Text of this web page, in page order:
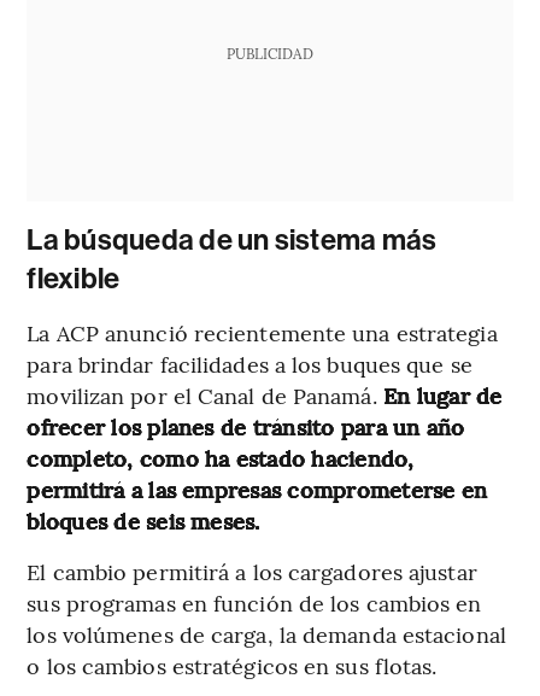
PUBLICIDAD
La búsqueda de un sistema más
flexible
La ACP anunció recientemente una estrategia
para brindar facilidades a los buques que se
movilizan por el Canal de Panamá.En lugar de
ofrecer los planes de tránsito para un año
completo, como ha estado haciendo,
permitirá a las empresas comprometerse en
bloques de seis meses.
El cambio permitirá a los cargadores ajustar
sus programas en función de los cambios en
los volúmenes de carga, la demanda estacional
o los cambios estratégicos en sus flotas.